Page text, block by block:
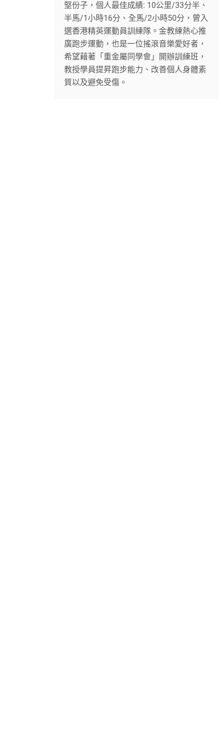
堅份子，個人最佳成績: 10公里/33分半、
半馬/1小時16分、全馬/2小時50分，曾入
選香港精英運動員訓練隊。金教練熱心推
廣跑步運動，也是一位搖滾音樂愛好者，
希望藉著「重金屬同學會」開辦訓練班，
教授學員提昇跑步能力、改善個人身體素
質以及避免受傷。